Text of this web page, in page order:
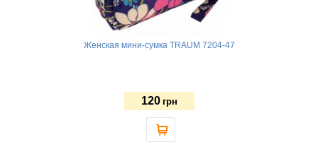
Женская мини-сумка TRAUM 7204-47
120 грн